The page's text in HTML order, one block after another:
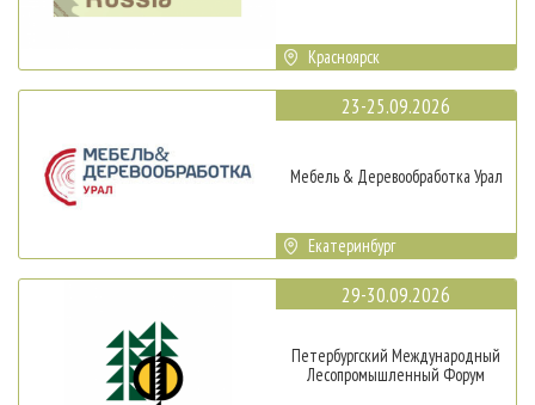
Красноярск
23-25.09.2026
Мебель & Деревообработка Урал
Екатеринбург
29-30.09.2026
Петербургский Международный
Лесопромышленный Форум